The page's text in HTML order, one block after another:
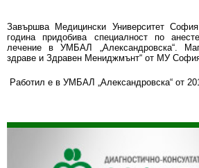
Завършва Медицински Университет
година придобива специалност по
лечение в УМБАЛ „Александровска“.
здраве и Здравен Мениджмънт“ от МУ
Работил е в УМБАЛ „Александровска“ от